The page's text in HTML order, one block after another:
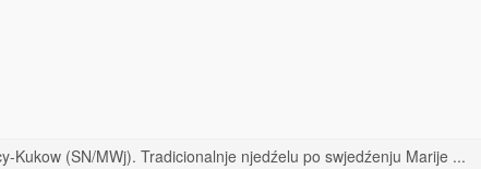
Kukow (SN/MWj). Tradicionalnje njedźelu po swjedźenju Marije ...